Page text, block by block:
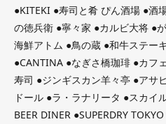
●KITEKI ●寿司と肴 ぴん酒場 ●酒
の徳兵衛 ●寧々家 ●カルビ大将 ●
海鮮アトム ●鳥の蔵 ●和牛ステー
●CANTINA ●なぎさ橋珈琲 ●カフ
寿司 ●ジンギスカン羊々亭 ●アサ
ドール ●ラ・ラナリータ ●スカイ
BEER DINER ●SUPERDRY